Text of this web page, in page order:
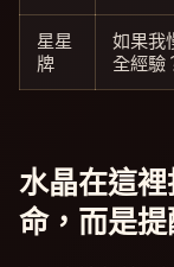
星星
牌
如果我
全經驗
水晶在這
命，而是